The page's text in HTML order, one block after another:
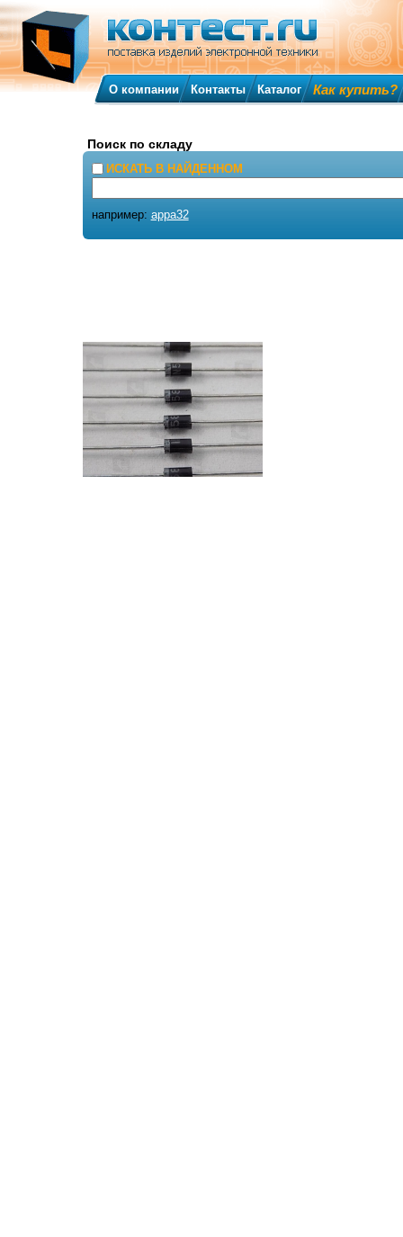
О компании Контакты Каталог Как купить?
Поиск по складу
ИСКАТЬ В НАЙДЕННОМ
например: appa32